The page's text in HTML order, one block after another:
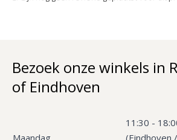
Bezoek onze winkels in
of Eindhoven
Maandag
11:30 -
(Eindhoven